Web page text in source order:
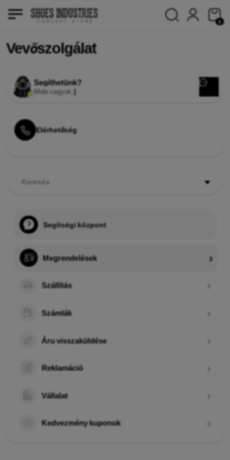
0
Vevőszolgálat
Segíthetünk?
Mobi vagyok, a te MI-segítőd.
Elérhetőség
Keresés
Segítségi központ
Megrendelések
Szállítás
Számlák
Áru visszaküldése
Reklamáció
Vállalat
Kedvezmény kuponok